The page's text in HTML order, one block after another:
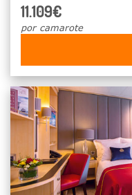
11.109€
por camarote